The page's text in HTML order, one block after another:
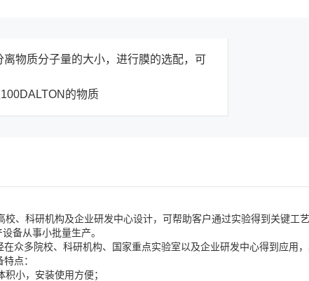
离物质分子量的大小，进行膜的选配，可
的物质
校、科研机构及企业研发中心设计，可帮助客户通过实验得到关键工
备从事小批量生产。
众多院校、科研机构、国家重点实验室以及企业研发中心得到应用，
点：
小，安装使用方便；